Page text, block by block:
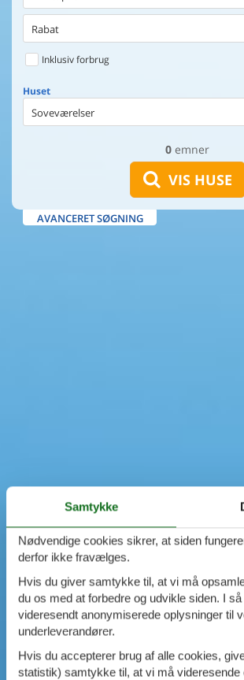
Rabat
Inklusiv forbrug
Huset
Soveværelser
0 emner
VIS HUSE
Afstand til vand
Gode fiskeforhold
Indhegnet område
Ladestander til elbil
Energivenligt
AVANCERET SØGNING
Samtykke
Nødvendige cookies sikrer, at siden
derfor ikke fravælges.
Hvis du giver samtykke til, at vi må
du os med at forbedre og udvikle siden. I
videresendt anonymiserede oplysninger til
underleverandører.
Hvis du accepterer brug af alle cookies,
statistik) samtykke til, at vi må videresende